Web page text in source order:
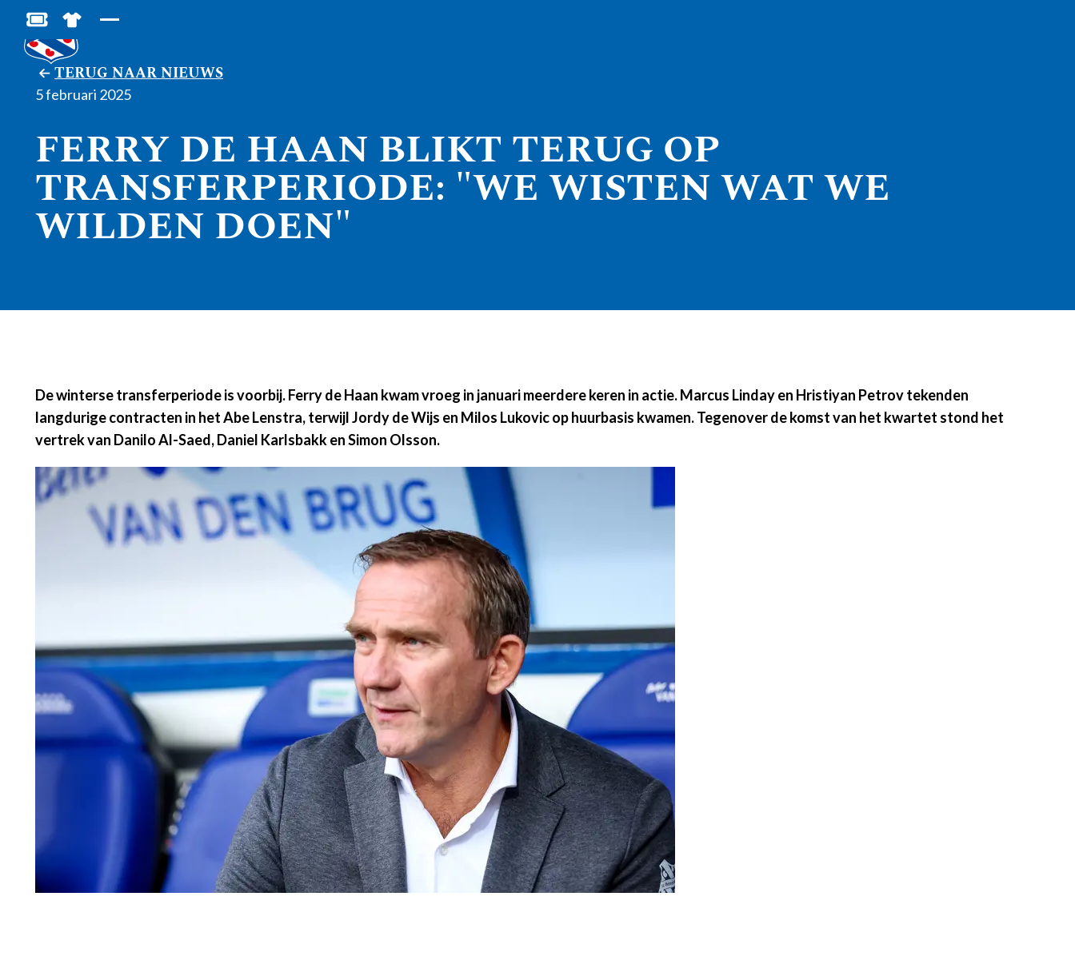
BESTEL JOUW TICKETS
SHOP IN DE FEANSTORE
TERUG NAAR NIEUWS
5 februari 2025
FERRY DE HAAN BLIKT TERUG OP
TRANSFERPERIODE: "WE WISTEN WAT WE
WILDEN DOEN"
De winterse transferperiode is voorbij. Ferry de Haan kwam vroeg in januari meerdere keren in actie. Marcus Linday en Hristiyan Petrov tekenden
langdurige contracten in het Abe Lenstra, terwijl Jordy de Wijs en Milos Lukovic op huurbasis kwamen. Tegenover de komst van het kwartet stond het
vertrek van Danilo Al-Saed, Daniel Karlsbakk en Simon Olsson.